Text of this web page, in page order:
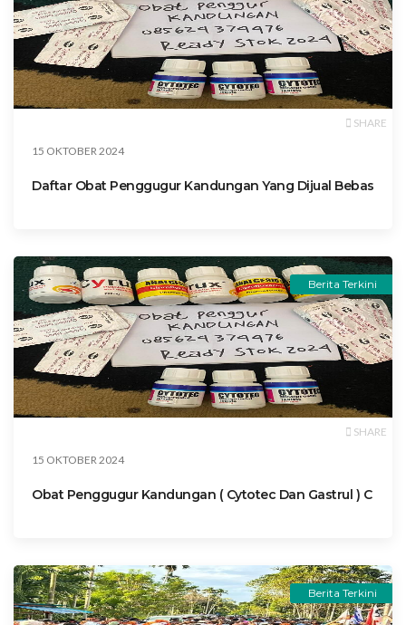
SHARE
15 OKTOBER 2024
Daftar Obat Penggugur Kandungan Yang Dijual Bebas
Berita Terkini
SHARE
15 OKTOBER 2024
Obat Penggugur Kandungan ( Cytotec Dan Gastrul ) C
Berita Terkini